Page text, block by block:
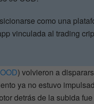
como una
vinculada al trading
) volvieron a
ya no estuvo
detrás de la subida